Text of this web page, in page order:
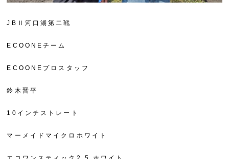
JBⅡ河口湖第二戦
ECOONEチーム
ECOONEプロスタッフ
鈴木晋平
10インチストレート
マーメイドマイクロホワイト